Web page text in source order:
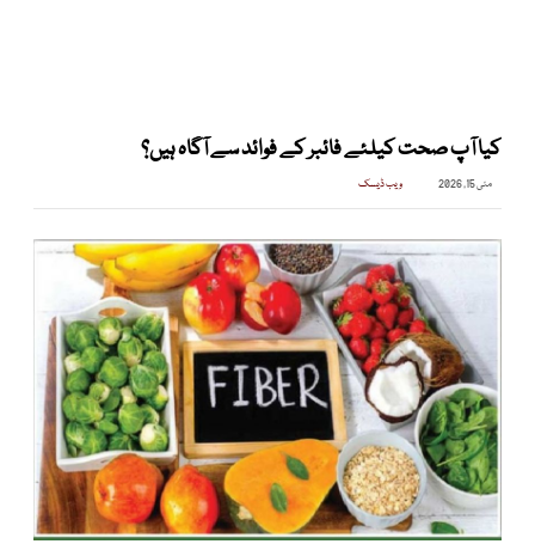
کیا آپ صحت کیلئے فائبر کے فوائد سے آگاہ ہیں؟
مئی 15, 2026 ویب ڈیسک